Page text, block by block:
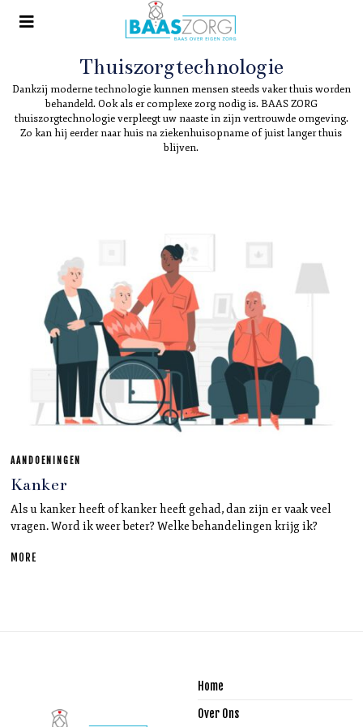
Thuiszorgtechnologie
Dankzij moderne technologie kunnen mensen steeds vaker thuis worden
behandeld. Ook als er complexe zorg nodig is. BAAS ZORG
thuiszorgtechnologie verpleegt uw naaste in zijn vertrouwde omgeving.
Zo kan hij eerder naar huis na ziekenhuisopname of juist langer thuis
blijven.
AANDOENINGEN
Kanker
Als u kanker heeft of kanker heeft gehad, dan zijn er vaak veel
vragen. Word ik weer beter? Welke behandelingen krijg ik?
MORE
Home
Over Ons